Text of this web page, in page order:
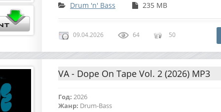
Drum 'n' Bass 235 MB
09.04.2026 64 50
VA - Dope On Tape Vol. 2 (2026) MP3
Год: 2026
Жанр: Drum-Bass